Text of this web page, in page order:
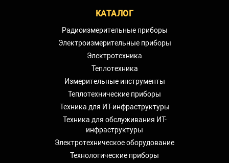
КАТАЛОГ
Радиоизмерительные приборы
Электроизмерительные приборы
Электротехника
Теплотехника
Измерительные инструменты
Теплотехнические приборы
Техника для ИТ-инфраструктуры
Техника для обслуживания ИТ-
инфраструктуры
Электротехническое оборудование
Технологические приборы